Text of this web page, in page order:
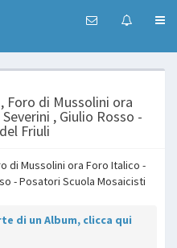
di Mussolini ora
, Giulio Rosso -
Friuli
di un Album, clicca qui